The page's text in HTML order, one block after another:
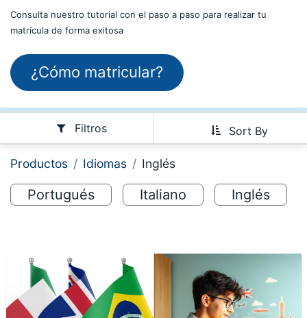
Consulta nuestro tutorial con el paso a paso para realizar tu
matrícula de forma exitosa
¿Cómo matricula​​​​r?​
Sort By
Filtros
Productos Idiomas Inglés
Portugués Italiano Inglés